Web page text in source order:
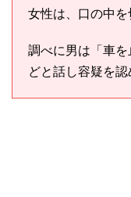
女性は、口の中を
調べに男は「車
どと話し容疑を認